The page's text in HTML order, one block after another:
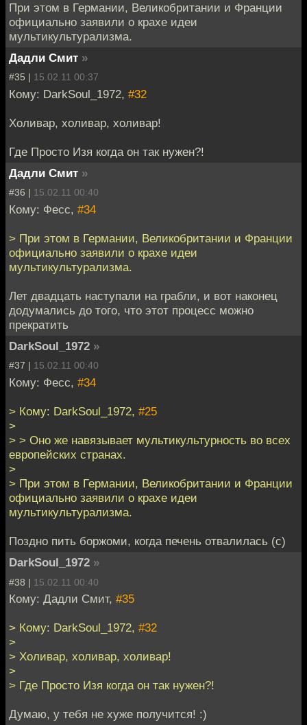
При этом в Германии, Великобритании и Франции
официально заявили о крахе идеи
мультикультурализма.
Дадли Смит »
#35 | 15.02.11 00:37
Кому: DarkSoul_1972, #32
Холивар, холивар, холивар!
Где Просто Изя когда он так нужен?!
Дадли Смит »
#36 | 15.02.11 00:40
Кому: Фесс, #34
> При этом в Германии, Великобритании и Франции
официально заявили о крахе идеи
мультикультурализма.
Лет двадцать наступали на грабли, и вот наконец
додумались до того, что этот процесс можно
прекратить
DarkSoul_1972 »
#37 | 15.02.11 00:40
Кому: Фесс, #34
> Кому: DarkSoul_1972, #25
>
> > Оно же навязывает мультикультурность во всех
европейских странах.
>
> При этом в Германии, Великобритании и Франции
официально заявили о крахе идеи
мультикультурализма.
Поздно пить боржоми, когда печень отвалилась (с)
DarkSoul_1972 »
#38 | 15.02.11 00:40
Кому: Дадли Смит, #35
> Кому: DarkSoul_1972, #32
>
> Холивар, холивар, холивар!
>
> Где Просто Изя когда он так нужен?!
Думаю, у тебя не хуже получится! :)